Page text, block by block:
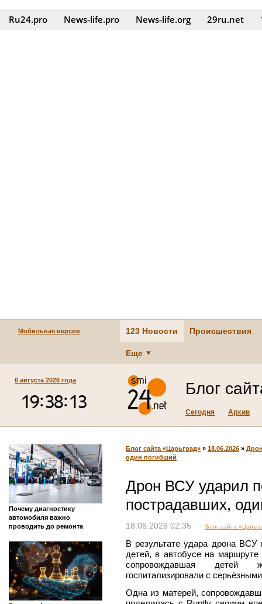
Ru24.pro News‑life.pro News‑life.org 29ru.net
Мобильная версия 123 Новости Происшествия
Еще
6 августа 2026 года Блог
Сегодня Архив
Почему диагностику
автомобиля важно
проводить до ремонта
Блог сайта «Царьград» » 18.06.2026 »
один погибший
Дрон ВСУ ударил
пострадавших,
18.06.2026 02:35 Блог сайта
В результате удара дрона ВСУ
детей, в автобусе на
сопровождавшая детей
госпитализировали с
Одна из матерей,